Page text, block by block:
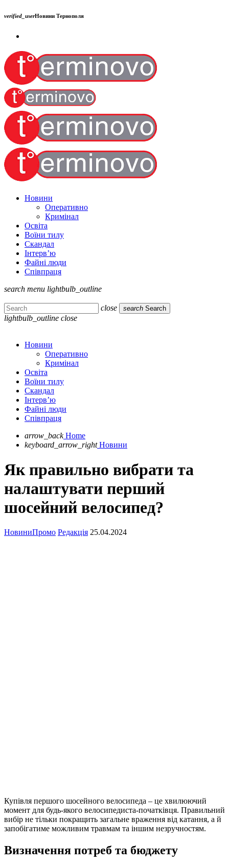
verified_userНовини Тернополя
Новини
Оперативно
Кримінал
Освіта
Воїни тилу
Скандал
Інтерв’ю
Файні люди
Співпраця
search menu lightbulb_outline
close search Search
lightbulb_outline close
Новини
Оперативно
Кримінал
Освіта
Воїни тилу
Скандал
Інтерв’ю
Файні люди
Співпраця
arrow_back Home
keyboard_arrow_right Новини
Як правильно вибрати та
налаштувати перший
шосейний велосипед?
НовиниПромо Редакція 25.04.2024
Купівля першого шосейного велосипеда – це хвилюючий
момент для будь-якого велосипедиста-початківця. Правильний
вибір не тільки покращить загальне враження від катання, а й
запобігатиме можливим травмам та іншим незручностям.
Визначення потреб та бюджету